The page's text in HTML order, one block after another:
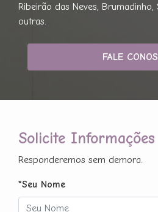
Ribeirão das Neves,
outras.
FALE
Solicite Informações
Responderemos sem demora.
*Seu Nome